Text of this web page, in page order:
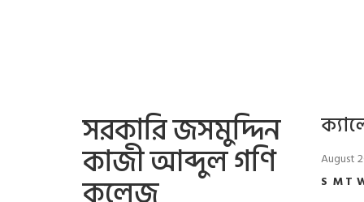
সরকারি জসমুদ্দিন
কাজী আব্দুল গণি
August
S MT